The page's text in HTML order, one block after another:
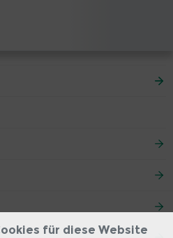
für diese Website